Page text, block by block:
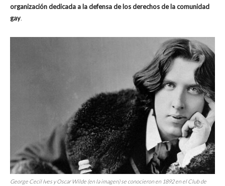
organización dedicada a la defensa de los derechos de la comunidad
gay.
George Cecil Ives y Oscar Wilde (en la imagen) se conocieron en 1892 en el Club de